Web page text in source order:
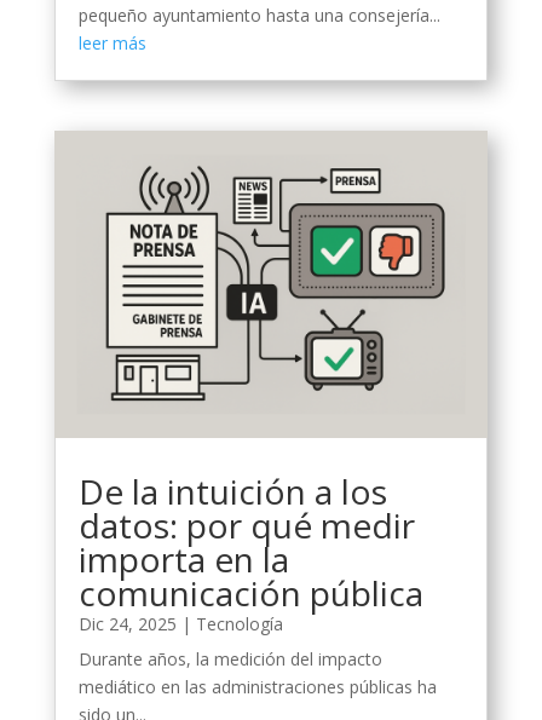
pequeño ayuntamiento hasta una consejería...
leer más
De la intuición a los
datos: por qué medir
importa en la
comunicación pública
Dic 24, 2025 | Tecnología
Durante años, la medición del impacto
mediático en las administraciones públicas ha
sido un...